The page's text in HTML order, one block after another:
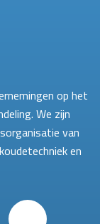
op het
We zijn
van
en